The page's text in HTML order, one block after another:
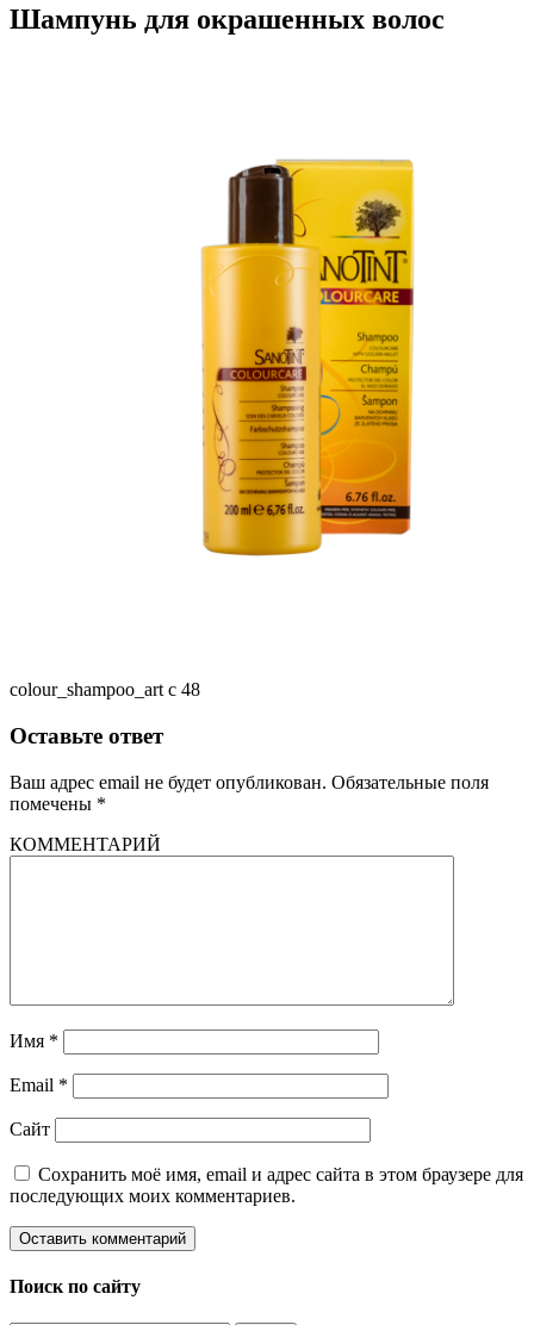
Шампунь для окрашенных волос
colour_shampoo_art c 48
Оставьте ответ
Ваш адрес email не будет опубликован. Обязательные поля
помечены *
КОММЕНТАРИЙ
Имя *
Email *
Сайт
Сохранить моё имя, email и адрес сайта в этом браузере для
последующих моих комментариев.
Поиск по сайту